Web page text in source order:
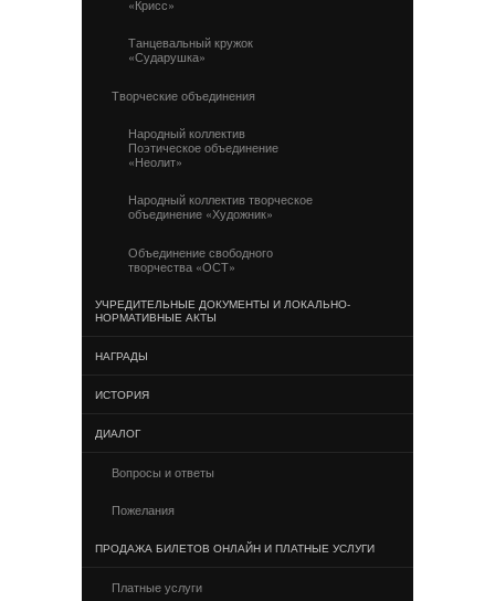
«Крисс»
Танцевальный кружок
«Сударушка»
Творческие объединения
Народный коллектив
Поэтическое объединение
«Неолит»
Народный коллектив творческое
объединение «Художник»
Объединение свободного
творчества «ОСТ»
УЧРЕДИТЕЛЬНЫЕ ДОКУМЕНТЫ И ЛОКАЛЬНО-
НОРМАТИВНЫЕ АКТЫ
НАГРАДЫ
ИСТОРИЯ
ДИАЛОГ
Вопросы и ответы
Пожелания
ПРОДАЖА БИЛЕТОВ ОНЛАЙН И ПЛАТНЫЕ УСЛУГИ
Платные услуги